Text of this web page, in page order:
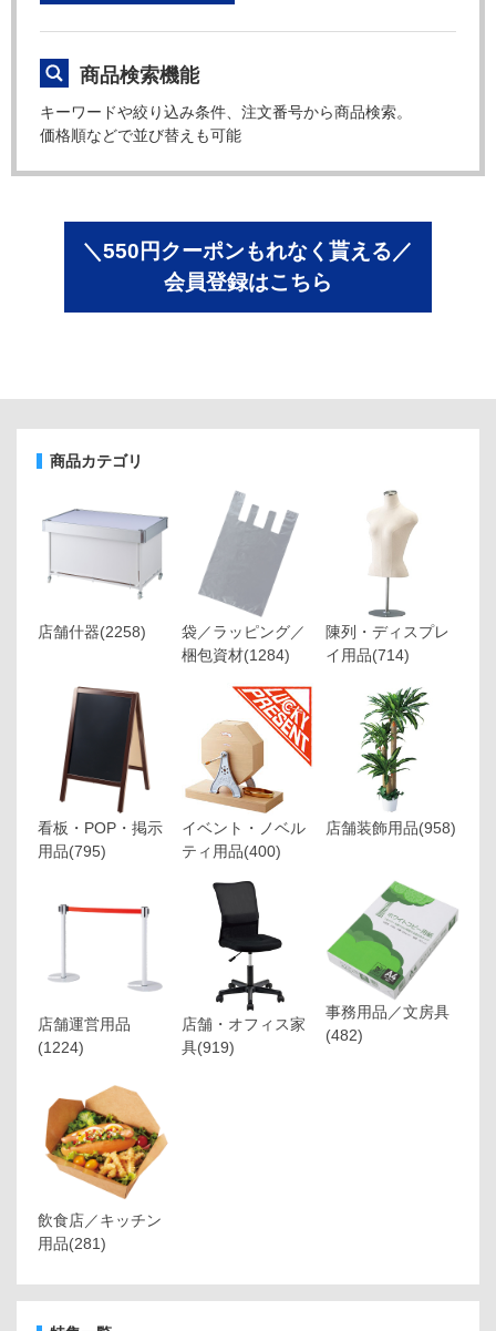
商品検索機能
キーワードや絞り込み条件、注文番号から商品検索。
価格順などで並び替えも可能
＼550円クーポンもれなく貰える／
会員登録はこちら
商品カテゴリ
店舗什器(2258)
袋／ラッピング／
梱包資材(1284)
陳列・ディスプレ
イ用品(714)
看板・POP・掲示
用品(795)
イベント・ノベル
ティ用品(400)
店舗装飾用品(958)
店舗運営用品
(1224)
店舗・オフィス家
具(919)
事務用品／文房具
(482)
飲食店／キッチン
用品(281)